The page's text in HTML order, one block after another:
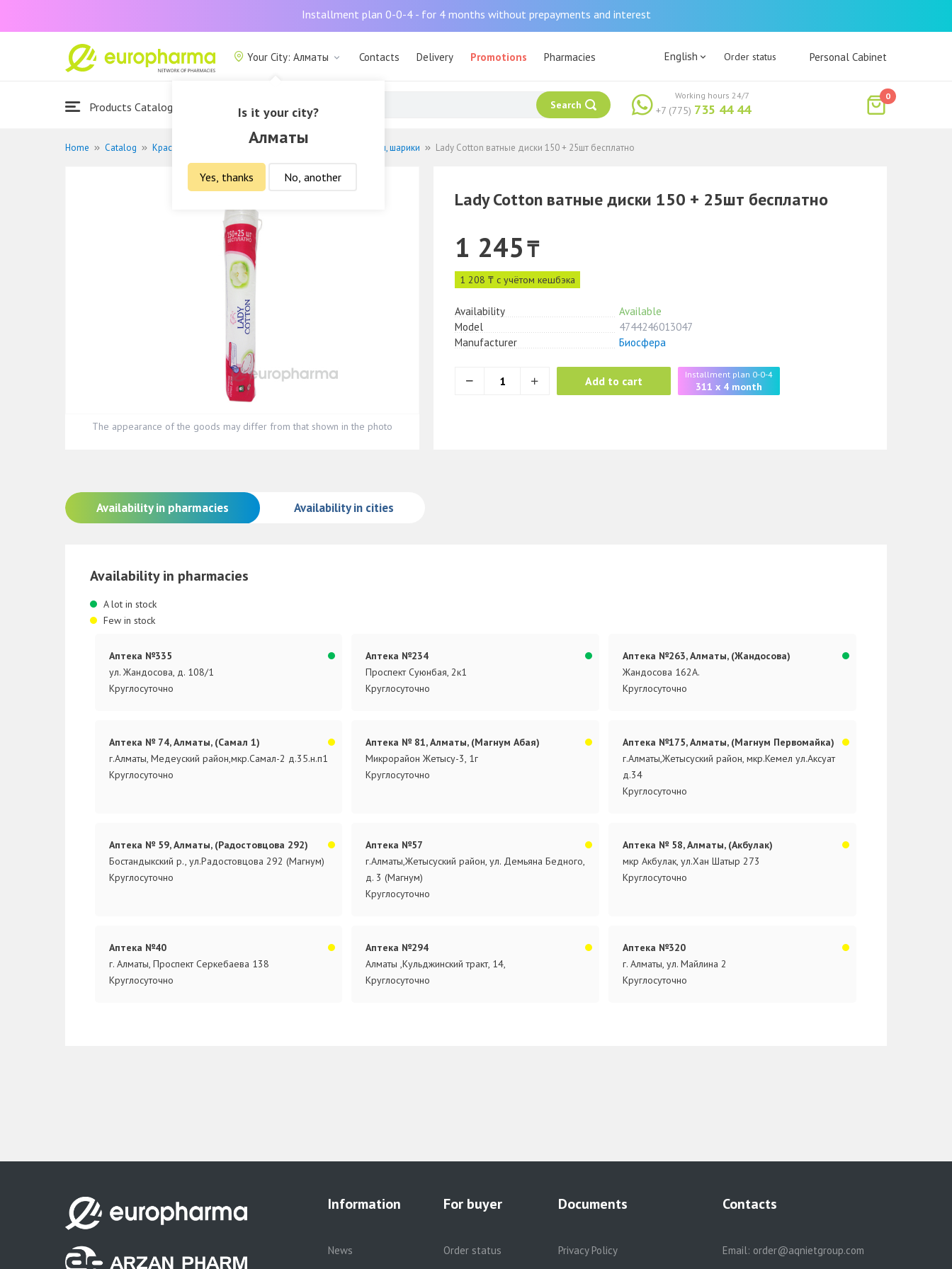
Installment plan 0-0-4 - for 4 months without prepayments and interest
Your City: Алматы
Is it your city?
Алматы
Yes, thanks No, another
Contacts Delivery Promotions Pharmacies
About Us
English Order status Personal Cabinet
Products Catalogue Search +7 (775) 735 44 44
Working hours 24/7 0
Home Catalog Красота и гигиена Ватные диски, палочки, шарики Lady Cotton ватные диски 150 + 25шт бесплатно
The appearance of the goods may differ from that shown in the photo
Lady Cotton ватные диски 150 + 25шт бесплатно
1 245₸
1 208 ₸ с учётом кешбэка
Availability
Available
Model
4744246013047
Manufacturer
Биосфера
Add to cart Installment plan 0-0-4
311 x 4 month
Availability in pharmacies Availability in cities
Availability in pharmacies
A lot in stock
Few in stock
Аптека №335
ул. Жандосова, д. 108/1
Круглосуточно
Аптека №234
Проспект Суюнбая, 2к1
Круглосуточно
Аптека №263, Алматы, (Жандосова)
Жандосова 162А.
Круглосуточно
Аптека № 74, Алматы, (Самал 1)
г.Алматы, Медеуский район,мкр.Самал-2 д.35.н.п1
Круглосуточно
Аптека № 81, Алматы, (Магнум Абая)
Микрорайон Жетысу-3, 1г
Круглосуточно
Аптека №175, Алматы, (Магнум Первомайка)
г.Алматы,Жетысуский район, мкр.Кемел ул.Аксуат
д.34
Круглосуточно
Аптека № 59, Алматы, (Радостовцова 292)
Бостандыкский р., ул.Радостовцова 292 (Магнум)
Круглосуточно
Аптека №57
г.Алматы,Жетысуский район, ул. Демьяна Бедного,
д. 3 (Магнум)
Круглосуточно
Аптека № 58, Алматы, (Акбулак)
мкр Акбулак, ул.Хан Шатыр 273
Круглосуточно
Аптека №40
г. Алматы, Проспект Серкебаева 138
Круглосуточно
Аптека №294
Алматы ,Кульджинский тракт, 14,
Круглосуточно
Аптека №320
г. Алматы, ул. Майлина 2
Круглосуточно
Information
News
For buyer
Order status
Documents
Privacy Policy
Contacts
Email: order@aqnietgroup.com